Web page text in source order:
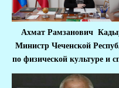
Ахмат Рамзанович
Министр Чеченской
по физической культуре и